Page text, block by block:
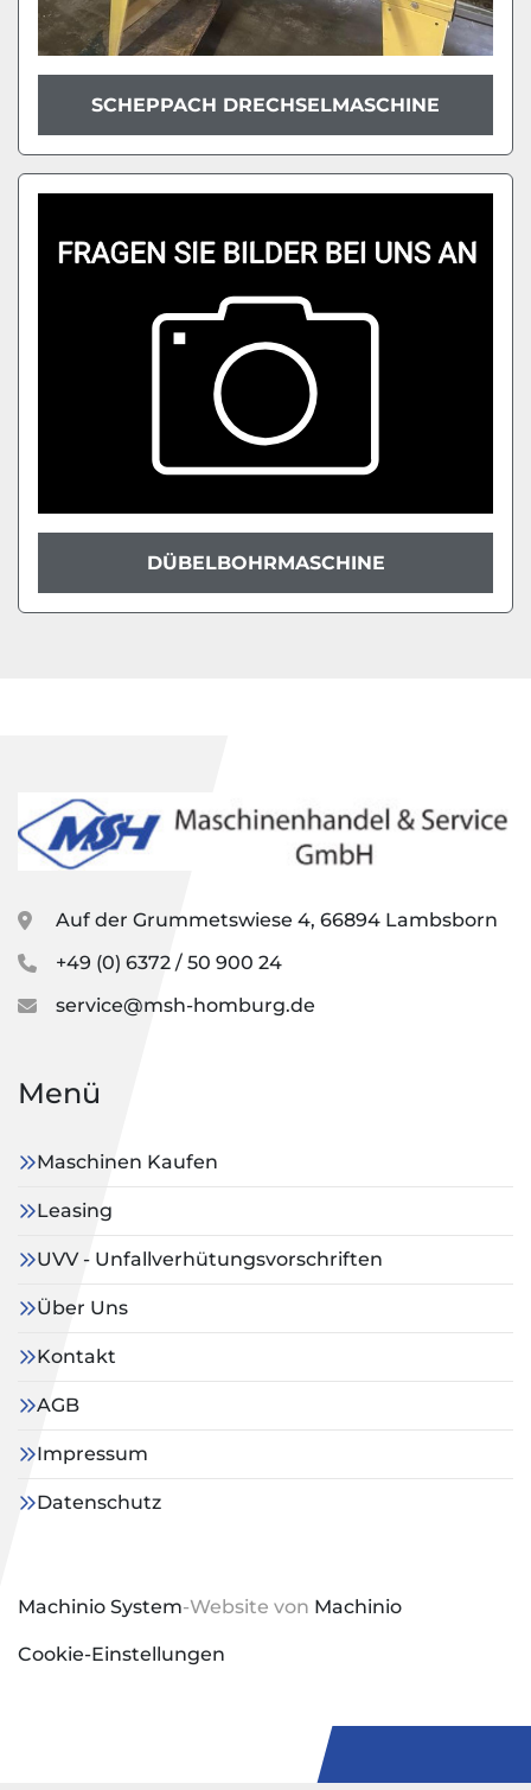
SCHEPPACH DRECHSELMASCHINE
DÜBELBOHRMASCHINE
Auf der Grummetswiese 4, 66894 Lambsborn
+49 (0) 6372 / 50 900 24
service@msh-homburg.de
Menü
Maschinen Kaufen
Leasing
UVV - Unfallverhütungsvorschriften
Über Uns
Kontakt
AGB
Impressum
Datenschutz
Machinio System-Website von Machinio
Cookie-Einstellungen